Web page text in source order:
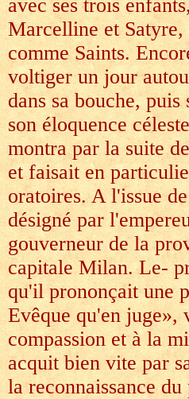
avec ses trois
Marcelline et
comme Saints.
voltiger un jour
dans sa bouche,
son éloquence
montra par la suite
et faisait en
oratoires. A l'issue
désigné par
gouverneur de la
capitale Milan. Le-
qu'il prononçait une
Evêque qu'en juge»,
compassion et à la
acquit bien vite par
la reconnaissance du